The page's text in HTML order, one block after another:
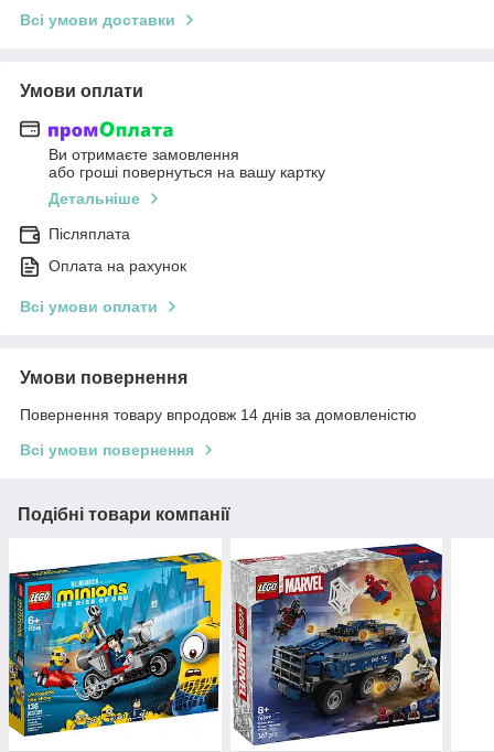
Всі умови доставки
Умови оплати
Ви отримаєте замовлення
або гроші повернуться на вашу картку
Детальніше
Післяплата
Оплата на рахунок
Всі умови оплати
Умови повернення
Повернення товару впродовж 14 днів за домовленістю
Всі умови повернення
Подібні товари компанії